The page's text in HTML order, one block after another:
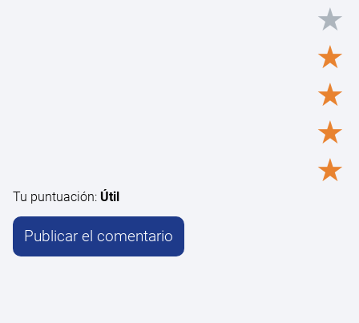
★
★
★
★
★
Tu puntuación: Útil